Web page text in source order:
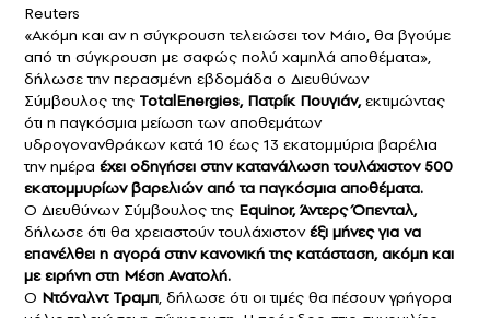
Reuters
«Ακόμη και αν η σύγκρουση τελειώσει τον Μάιο, θα βγούμε
από τη σύγκρουση με σαφώς πολύ χαμηλά αποθέματα»,
δήλωσε την περασμένη εβδομάδα ο Διευθύνων
Σύμβουλος της TotalEnergies, Πατρίκ Πουγιάν,εκτιμώντας
ότι η παγκόσμια μείωση των αποθεμάτων
υδρογονανθράκων κατά 10 έως 13 εκατομμύρια βαρέλια
την ημέρα έχει οδηγήσει στην κατανάλωση τουλάχιστον 500
εκατομμυρίων βαρελιών από τα παγκόσμια αποθέματα.
Ο Διευθύνων Σύμβουλος της Equinor, Άντερς Όπενταλ,
δήλωσε ότι θα χρειαστούν τουλάχιστονέξι μήνες για να
επανέλθει η αγορά στην κανονική της κατάσταση, ακόμη και
με ειρήνη στη Μέση Ανατολή.
Ο Ντόναλντ Τραμπ, δήλωσε ότι οι τιμές θα πέσουν γρήγορα